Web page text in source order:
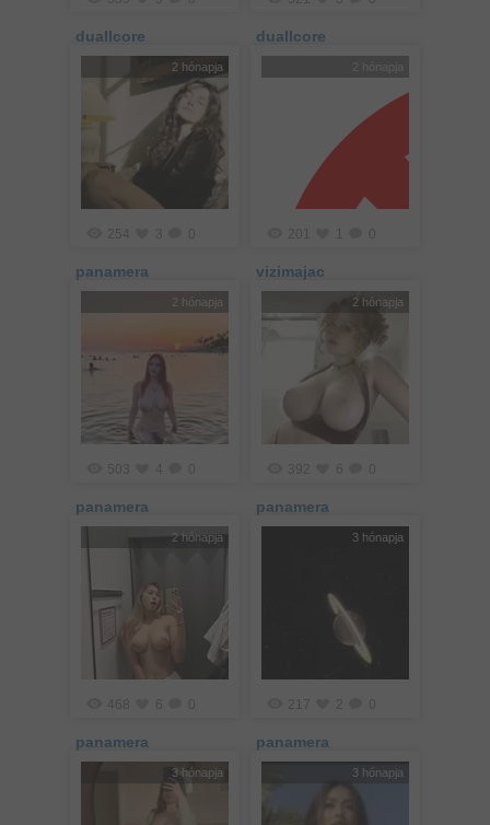
duallcore duallcore
2 hónapja
254 3
panamera
2 hónapja
201
vizimajac
2 hónapja
503
panamera
2 hónapja
392 6
panamera
2 hónapja
468 6
panamera
3 hónapja
217 2
panamera
3 hónapja 3 hónapja